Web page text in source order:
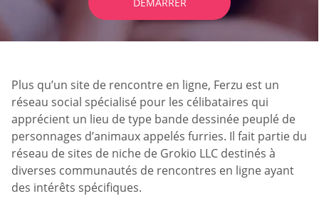
Plus qu’un site de rencontre en ligne, Ferzu est un
réseau social spécialisé pour les célibataires qui
apprécient un lieu de type bande dessinée peuplé de
personnages d’animaux appelés furries. Il fait partie du
réseau de sites de niche de Grokio LLC destinés à
diverses communautés de rencontres en ligne ayant
des intérêts spécifiques.